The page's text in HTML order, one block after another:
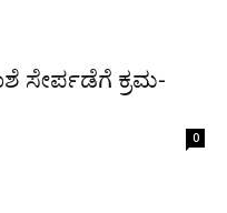
ಸೇರ್ಪಡೆಗೆ ಕ್ರಮ-
0